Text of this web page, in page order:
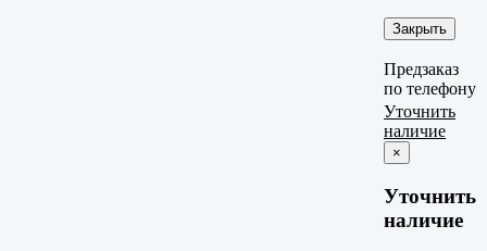
Закрыть
Предзаказ
по телефону
Уточнить
наличие
×
Уточнить
наличие